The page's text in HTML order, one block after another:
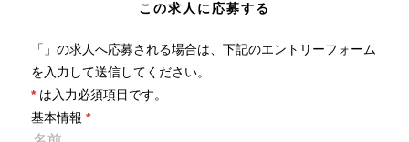
この求人に応募する
「 」の求人へ応募される場合は、下記のエントリーフォーム
を入力して送信してください。
*は入力必須項目です。
基本情報 *